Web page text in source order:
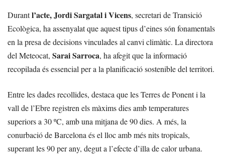
Durantl’acte, Jordi Sargatal i Vicens, secretari de Transició
Ecològica, ha assenyalat que aquest tipus d’eines són fonamentals
en la presa de decisions vinculades al canvi climàtic. La directora
del Meteocat, Sarai Sarroca, ha afegit que la informació
recopilada és essencial per a la planificació sostenible del territori.
Entre les dades recollides, destaca que les Terres de Ponent i la
vall de l’Ebre registren els màxims dies amb temperatures
superiors a 30 ºC, amb una mitjana de 90 dies. A més, la
conurbació de Barcelona és el lloc amb més nits tropicals,
superant les 90 per any, degut a l’efecte d’illa de calor urbana.